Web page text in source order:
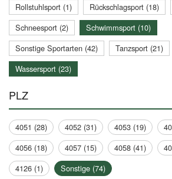
Rollstuhlsport (1)
Rückschlagsport (18)
Schneesport (2)
Schwimmsport (10)
Sonstige Sportarten (42)
Tanzsport (21)
Wassersport (23)
PLZ
4051 (28) 4052 (31) 4053 (19)
4056 (18)
4057 (15) 4058 (41)
4126 (1)
Sonstige (74)